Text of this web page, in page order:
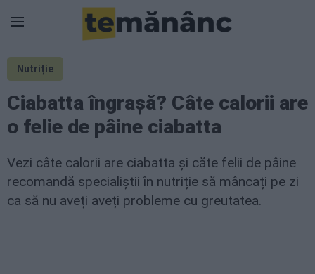
Nutriție
Ciabatta îngrașă? Câte calorii are
o felie de pâine ciabatta
Vezi câte calorii are ciabatta și căte felii de pâine
recomandă specialiștii în nutriție să mâncați pe zi
ca să nu aveți aveți probleme cu greutatea.